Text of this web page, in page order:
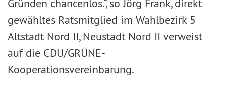
Gründen chancenlos.“, so Jörg Frank, direkt
gewähltes Ratsmitglied im Wahlbezirk 5
Altstadt Nord II, Neustadt Nord II verweist
auf die CDU/GRÜNE-
Kooperationsvereinbarung.